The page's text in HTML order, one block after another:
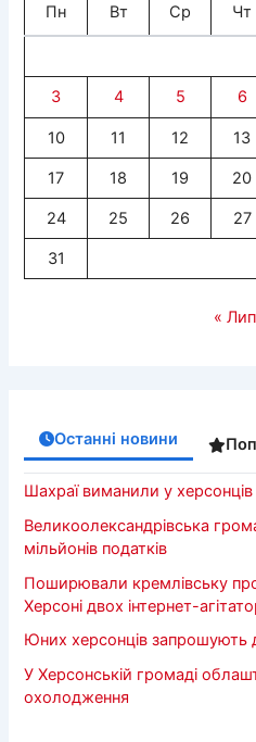
Пн Вт Ср Чт
3 4 5 6
10 11 12 13
17 18 19 20
24 25 26 27
31
« Лип
Останні новини
Шахраї виманили у
Великоолександрівська
мільйонів податків
Поширювали кремлівську
Херсоні двох інтернет-
Юних херсонців запрошують
У Херсонській громаді
охолодження